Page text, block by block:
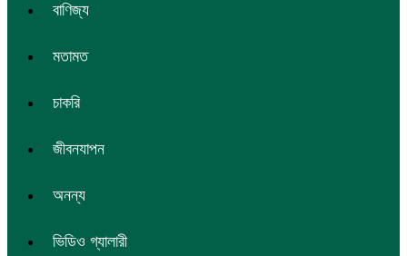
বাণিজ্য
মতামত
চাকরি
জীবনযাপন
অনন্য
ভিডিও গ্যালারী